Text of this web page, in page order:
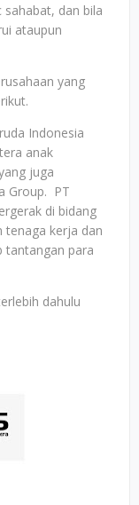
sahabat, dan bila
ataupun
yang
Indonesia
anak
juga
Group. PT
di bidang
tenaga kerja dan
tantangan para
dahulu